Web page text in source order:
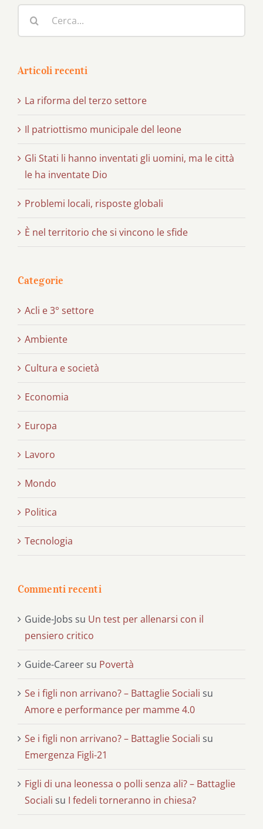
per:
Articoli recenti
La riforma del terzo settore
Il patriottismo municipale del leone
Gli Stati li hanno inventati gli uomini, ma le città
le ha inventate Dio
Problemi locali, risposte globali
È nel territorio che si vincono le sfide
Categorie
Acli e 3° settore
Ambiente
Cultura e società
Economia
Europa
Lavoro
Mondo
Politica
Tecnologia
Commenti recenti
Guide-Jobs su Un test per allenarsi con il
pensiero critico
Guide-Career su Povertà
Se i figli non arrivano? – Battaglie Sociali su
Amore e performance per mamme 4.0
Se i figli non arrivano? – Battaglie Sociali su
Emergenza Figli-21
Figli di una leonessa o polli senza ali? – Battaglie
Sociali su I fedeli torneranno in chiesa?